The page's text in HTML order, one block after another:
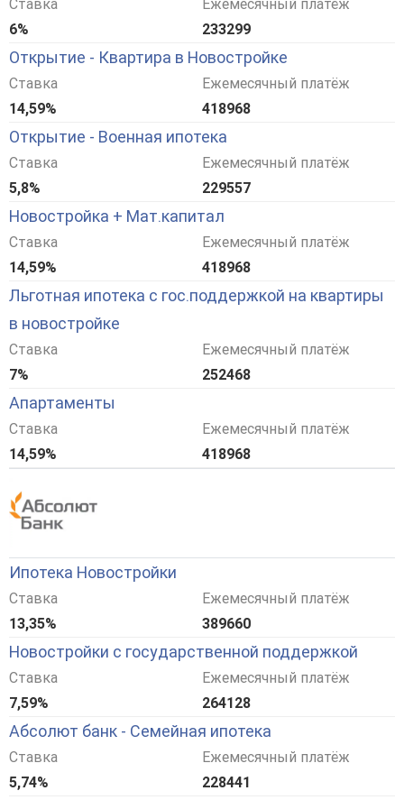
Ставка
6%
Ежемесячный платёж
233299
Открытие - Квартира в Новостройке
Ставка
14,59%
Ежемесячный платёж
418968
Открытие - Военная ипотека
Ставка
5,8%
Ежемесячный платёж
229557
Новостройка + Мат.капитал
Ставка
14,59%
Ежемесячный платёж
418968
Льготная ипотека с гос.поддержкой на квартиры
в новостройке
Ставка
7%
Ежемесячный платёж
252468
Апартаменты
Ставка
14,59%
Ежемесячный платёж
418968
Ипотека Новостройки
Ставка
13,35%
Ежемесячный платёж
389660
Новостройки с государственной поддержкой
Ставка
7,59%
Ежемесячный платёж
264128
Абсолют банк - Семейная ипотека
Ставка
5,74%
Ежемесячный платёж
228441